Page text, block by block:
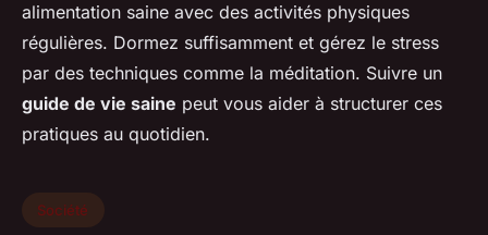
alimentation saine avec des activités physiques
régulières. Dormez suffisamment et gérez le stress
par des techniques comme la méditation. Suivre un
guide de vie saine peut vous aider à structurer ces
pratiques au quotidien.
Société